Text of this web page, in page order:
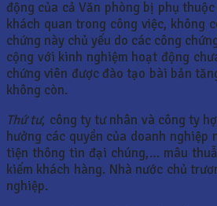
động của cả Văn phòng bị phụ
khách quan trong công việc, không
chứng này chủ yếu do các công
cộng với kinh nghiệm hoạt động
chứng viên được đào tạo bài bản
không còn.
Thứ tư, công ty tư nhân và công ty
hưởng các quyền của doanh
tiện thông tin đại chúng,… mâu
kiếm khách hàng. Nhà nước chủ
nghiệp.